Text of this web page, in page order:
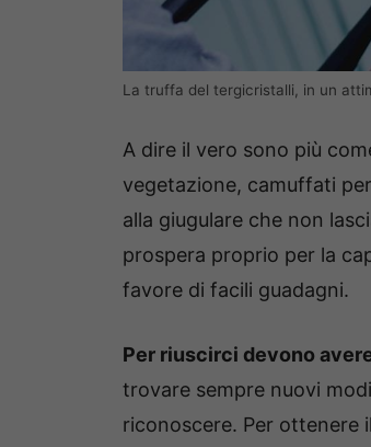
La truffa del tergicristalli, in un
A dire il vero sono più
vegetazione, camuffati
alla giugulare che non
prospera proprio per la
favore di facili guadagni.
Per riuscirci devono
trovare sempre nuovi
riconoscere. Per ottenere